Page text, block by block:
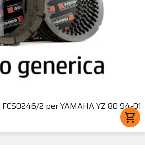
2 per YAMAHA YZ 80 94-01
shopping_cart